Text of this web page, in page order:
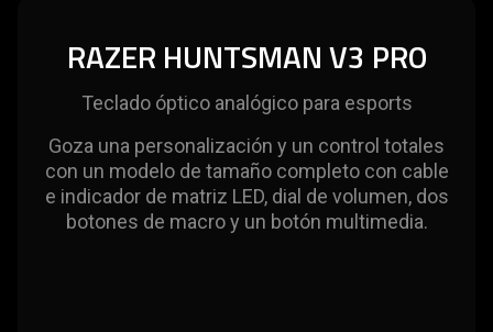
RAZER HUNTSMAN V3 PRO
Teclado óptico analógico para esports
Goza una personalización y un control totales
con un modelo de tamaño completo con cable
e indicador de matriz LED, dial de volumen, dos
botones de macro y un botón multimedia.